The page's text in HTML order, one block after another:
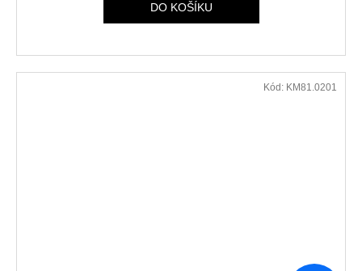
DO KOŠÍKU
Kód: KM81.0201